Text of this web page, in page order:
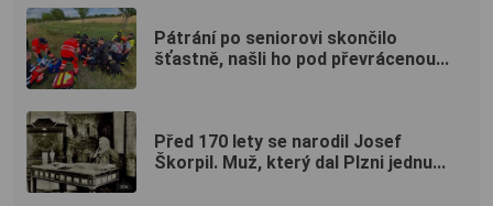
Pátrání po seniorovi skončilo
šťastně, našli ho pod převrácenou...
Před 170 lety se narodil Josef
Škorpil. Muž, který dal Plzni jednu...